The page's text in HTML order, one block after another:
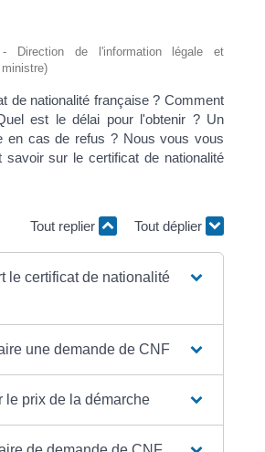
Direction de l'information légale et
de nationalité française ? Comment
est le délai pour l'obtenir ? Un
en cas de refus ? Nous vous vous
savoir sur le certificat de nationalité
Tout replier Tout déplier
le certificat de nationalité
une demande de CNF
le prix de la démarche